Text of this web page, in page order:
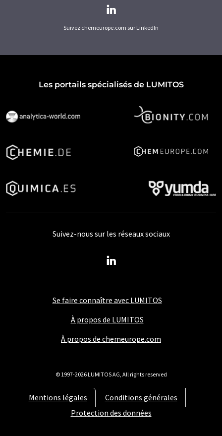
Suivez chemeurope.com sur LinkedIn
Les portails spécialisés de LUMITOS
Se faire connaître avec LUMITOS
À propos de LUMITOS
À propos de chemeurope.com
Mentions légales
Conditions générales
Protection des données
Suivez-nous sur les réseaux sociaux
© 1997-2026 LUMITOS AG, All rights reserved